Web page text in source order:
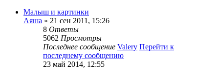
Малыш и картинки
Аяша » 21 сен 2011, 15:26
8 Ответы
5062 Просмотры
Последнее сообщение Valery Перейти к
последнему сообщению
23 май 2014, 12:55